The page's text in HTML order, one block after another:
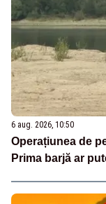
6 aug. 2026, 10:50
Operațiunea de
Prima barjă ar